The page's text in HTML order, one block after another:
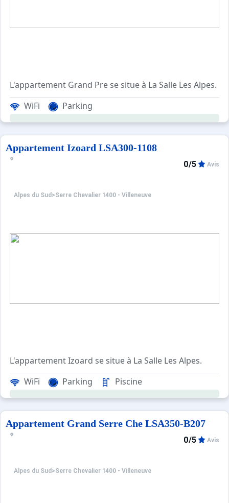
L'appartement Grand Pre se situe à La Salle Les Alpes.
La résidence Grand Pré donne un accès direct par le
Nos amis les animaux ne sont pas acceptés!
Possibilité de garer votre véhicule sur le parking
Les plus de ce studio de vacances: Vous disposez du
Animaux refusés.
WiFi Parking
Appartement Izoard LSA300-1108
Alpes du Sud >Serre Chevalier 1400 - Villeneuve
0/5 Avis
L'appartement Izoard se situe à La Salle Les Alpes.
Ce studio de vacances comprend un coin montagne
Nos amis les animaux ne sont pas acceptés!
Ménage avec désinfection inclus.
Les avantages de ce studio : A votre disposition, le
WiFi Parking Piscine
Appartement Grand Serre Che LSA350-B207
Alpes du Sud >Serre Chevalier 1400 - Villeneuve
0/5 Avis